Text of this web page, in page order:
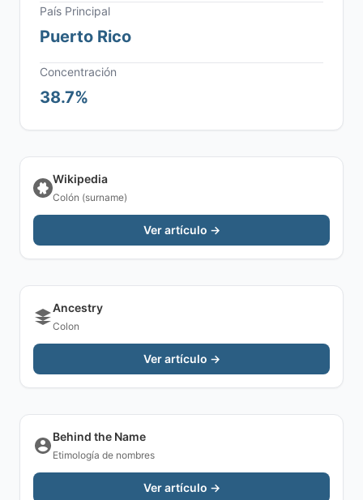
País Principal
Puerto Rico
Concentración
38.7%
Wikipedia
Colón (surname)
Ver artículo →
Ancestry
Colon
Ver artículo →
Behind the Name
Etimología de nombres
Ver artículo →